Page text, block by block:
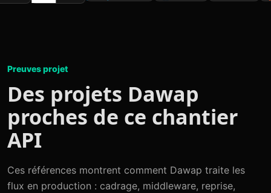
Preuves projet
Des projets Dawap
proches de ce chantier
API
Ces références montrent comment Dawap traite les
flux en production : cadrage, middleware, reprise,